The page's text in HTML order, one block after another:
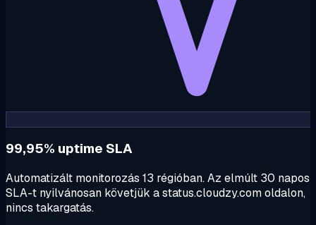
99,95% uptime SLA
Automatizált monitorozás 13 régióban. Az elmúlt 30 napos
SLA-t nyilvánosan követjük a status.cloudzy.com oldalon,
nincs takargatás.